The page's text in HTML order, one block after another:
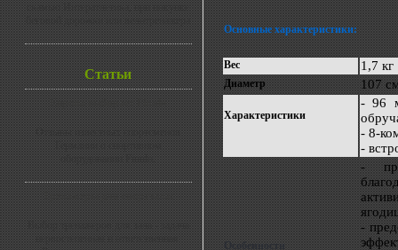
Статьи
Основные характеристики:
Вес 1,7 кг
Диаметр 107
Характеристики
- 96
- 8-
-
Особенности
-
-